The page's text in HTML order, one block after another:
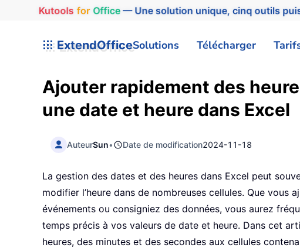
Kutools for Office— Une solution unique, cinq outils
ExtendOfficeSolutions Télécharger
Ajouter rapidement des
une date et heure dans Excel
AuteurSun• Date de modification2024-11-18
La gestion des dates et des heures dans Excel peut
modifier l’heure dans de nombreuses cellules. Que
événements ou consigniez des données, vous aurez
temps précis à vos valeurs de date et heure. Dans cet
heures, des minutes et des secondes aux cellules